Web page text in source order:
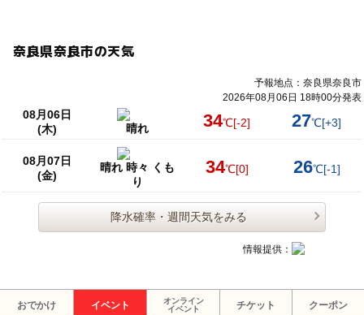
奈良県奈良市の天気
予報地点：奈良県奈良市
2026年08月06日 18時00分発表
08月06日
(木)
晴れ 34℃[-2] 27℃[+3]
08月07日
(金)
晴れ 時々 くも
り
34℃[0] 26℃[-1]
降水確率・週間天気をみる
情報提供：
おでかけ イベント
オンライン
イベント
チケット クーポン